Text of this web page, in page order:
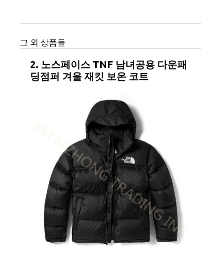
그 외 상품들
2. 노스페이스 TNF 남녀공용 다운패
딩점퍼 겨울 재킷 보온 코트